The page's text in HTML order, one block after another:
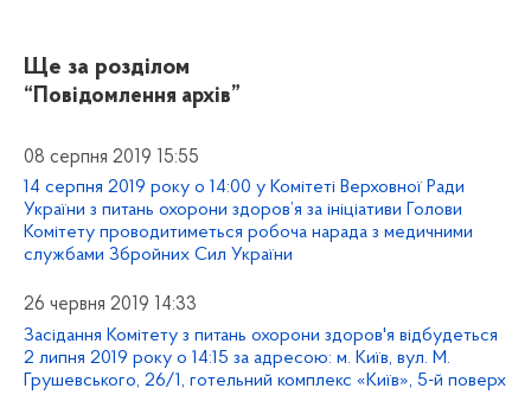
Ще за розділом
“Повідомлення архів”
08 серпня 2019 15:55
14 серпня 2019 року о 14:00 у Комітеті Верховної Ради
України з питань охорони здоров’я за ініціативи Голови
Комітету проводитиметься робоча нарада з медичними
службами Збройних Сил України
26 червня 2019 14:33
Засідання Комітету з питань охорони здоров'я відбудеться
2 липня 2019 року о 14:15 за адресою: м. Київ, вул. М.
Грушевського, 26/1, готельний комплекс «Київ», 5-й поверх